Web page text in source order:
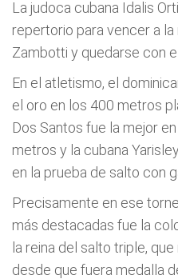
La judoca cubana Idalis
repertorio para vencer a
Zambotti y quedarse con
En el atletismo, el
el oro en los 400 metros
Dos Santos fue la mejor
metros y la cubana
en la prueba de salto con
Precisamente en ese
más destacadas fue la
la reina del salto triple,
desde que fuera medalla